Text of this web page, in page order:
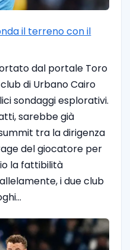
il terreno con il
dal portale Toro
di Urbano Cairo
sondaggi esplorativi.
sarebbe già
tra la dirigenza
del giocatore per
la fattibilità
i due club